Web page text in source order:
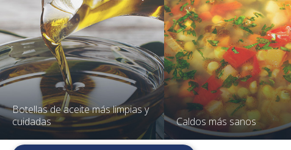
Botellas de aceite más limpias y
cuidadas
Caldos más sanos